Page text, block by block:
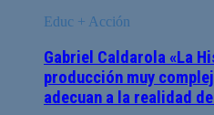
Educ + Acción
Gabriel Caldarola «La
producción muy
adecuan a la realidad